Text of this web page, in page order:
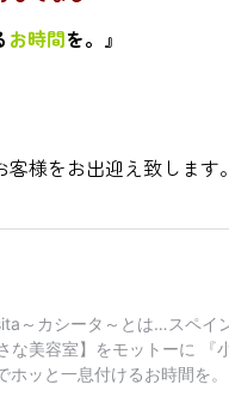
お時間を。 』
客様をお出迎え致します。